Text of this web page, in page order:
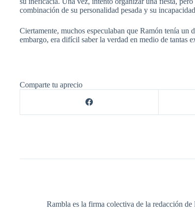
combinación de su personalidad pesada y su
Ciertamente, muchos especulaban que Ramón tenía
embargo, era difícil saber la verdad en medio de tantas
Comparte tu aprecio
Rambla es la firma colectiva de la redacción